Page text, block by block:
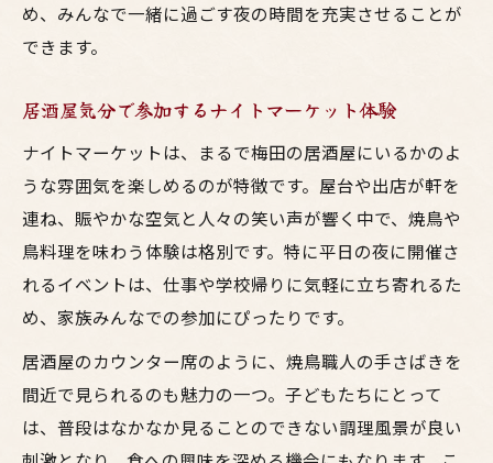
め、みんなで一緒に過ごす夜の時間を充実させることが
できます。
居酒屋気分で参加するナイトマーケット体験
ナイトマーケットは、まるで梅田の居酒屋にいるかのよ
うな雰囲気を楽しめるのが特徴です。屋台や出店が軒を
連ね、賑やかな空気と人々の笑い声が響く中で、焼鳥や
鳥料理を味わう体験は格別です。特に平日の夜に開催さ
れるイベントは、仕事や学校帰りに気軽に立ち寄れるた
め、家族みんなでの参加にぴったりです。
居酒屋のカウンター席のように、焼鳥職人の手さばきを
間近で見られるのも魅力の一つ。子どもたちにとって
は、普段はなかなか見ることのできない調理風景が良い